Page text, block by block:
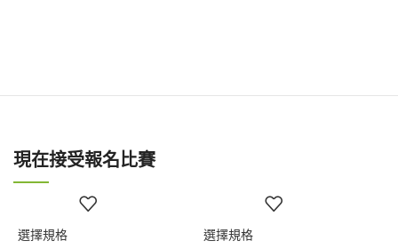
現在接受報名比賽
選擇規格 選擇規格